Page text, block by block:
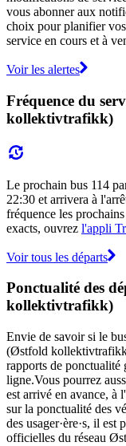
vous abonner aux
choix pour planifier
service en cours et à
Voir les alertes
Fréquence du
kollektivtrafikk)
Le prochain bus 114
22:30 et arrivera à
fréquence les
exacts, ouvrez l'appli
Voir tous les départs
Ponctualité des
kollektivtrafikk)
Envie de savoir si le
(Østfold
rapports de ponctualité
ligne.Vous pourrez
est arrivé en avance, à
sur la ponctualité des
des usager·ère·s, il
officielles du réseau